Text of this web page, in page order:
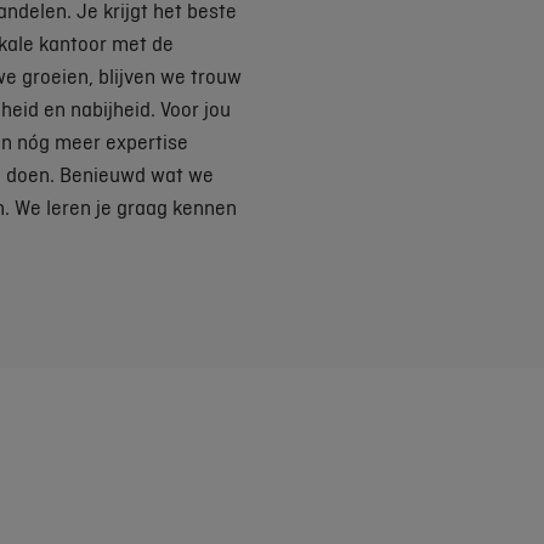
Je krijgt het beste
kantoor met de
groeien, blijven we trouw
en nabijheid. Voor jou
nóg meer expertise
Benieuwd wat we
We leren je graag kennen